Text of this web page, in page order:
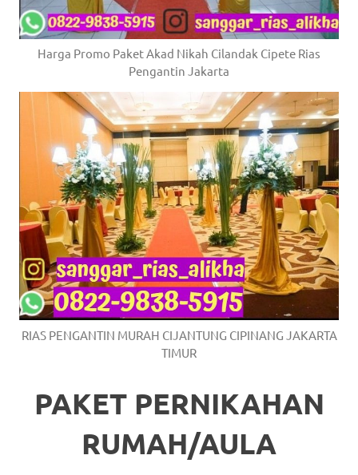
Harga Promo Paket Akad Nikah Cilandak Cipete Rias
Pengantin Jakarta
RIAS PENGANTIN MURAH CIJANTUNG CIPINANG JAKARTA
TIMUR
PAKET PERNIKAHAN
RUMAH/AULA